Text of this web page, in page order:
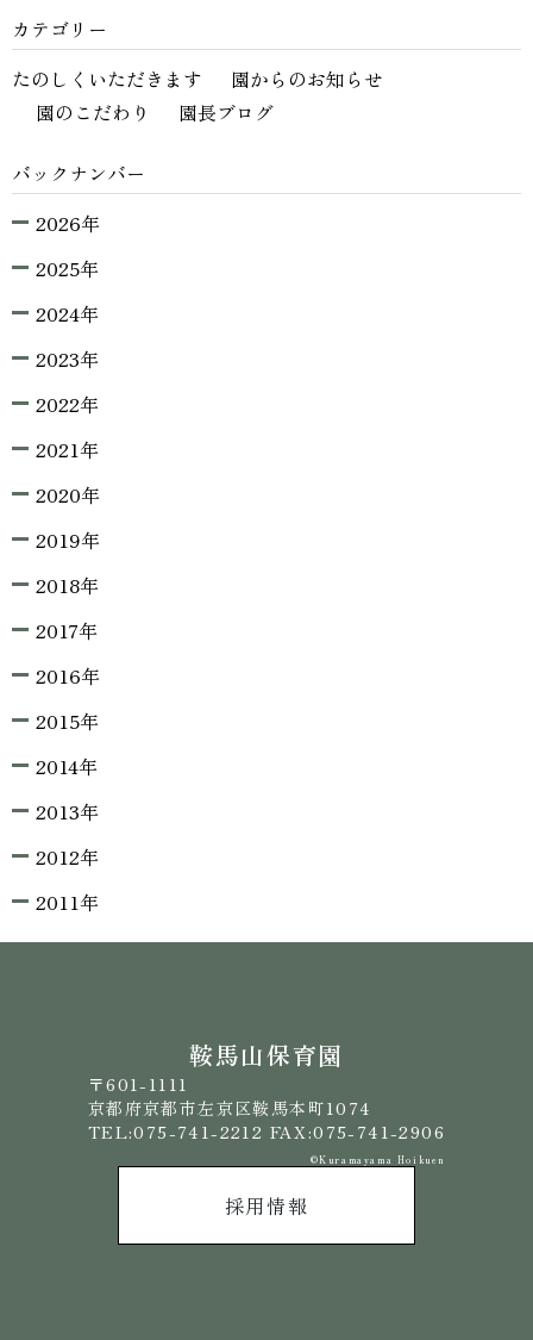
カテゴリー
たのしくいただきます
園からのお知らせ
園のこだわり
園長ブログ
バックナンバー
2026年
2025年
2024年
2023年
2022年
2021年
2020年
2019年
2018年
2017年
2016年
2015年
2014年
2013年
2012年
2011年
鞍馬山保育園
〒601-1111
京都府京都市左京区鞍馬本町1074
TEL:075-741-2212 FAX:075-741-2906
©️Kuramayama Hoikuen
採用情報